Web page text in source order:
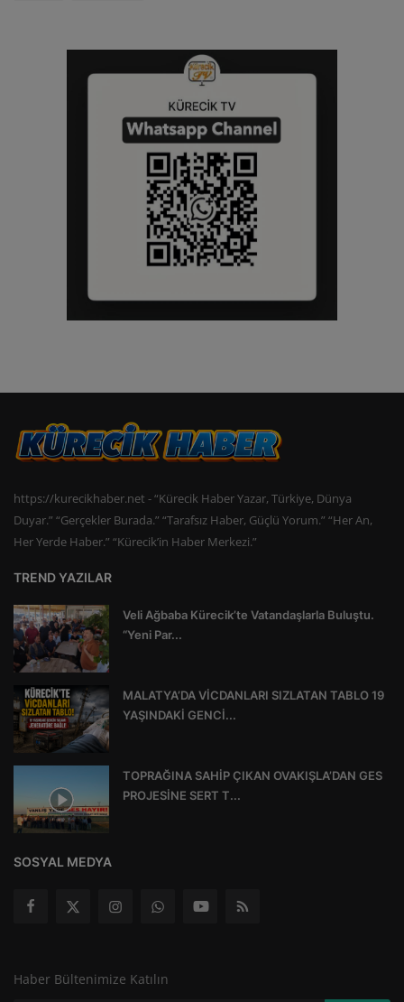
https://kurecikhaber.net - “Kürecik Haber Yazar, Türkiye, Dünya
Duyar.” “Gerçekler Burada.” “Tarafsız Haber, Güçlü Yorum.” “Her An,
Her Yerde Haber.” “Kürecik’in Haber Merkezi.”
TREND YAZILAR
Veli Ağbaba Kürecik’te Vatandaşlarla Buluştu.
“Yeni Par...
MALATYA’DA VİCDANLARI SIZLATAN TABLO 19
YAŞINDAKİ GENCİ...
TOPRAĞINA SAHİP ÇIKAN OVAKIŞLA’DAN GES
PROJESİNE SERT T...
SOSYAL MEDYA
Haber Bültenimize Katılın